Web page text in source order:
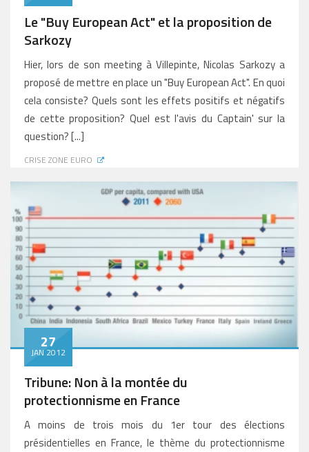
Le "Buy European Act" et la proposition de
Sarkozy
Hier, lors de son meeting à Villepinte, Nicolas Sarkozy a
proposé de mettre en place un "Buy European Act". En quoi
cela consiste? Quels sont les effets positifs et négatifs
de cette proposition? Quel est l'avis du Captain' sur la
question? [...]
CRISE ZONE EURO
27
JAN 2012
Tribune: Non à la montée du
protectionnisme en France
A moins de trois mois du 1er tour des élections
présidentielles en France, le thème du protectionnisme